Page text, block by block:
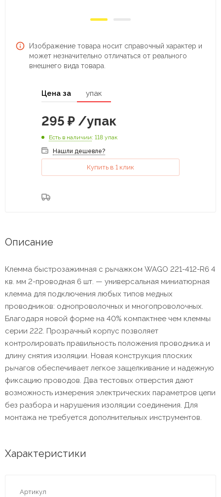
Изображение товара носит справочный характер и
может незначительно отличаться от реального
внешнего вида товара.
Цена за упак
295 ₽ /упак
Есть в наличии: 118 упак
Нашли дешевле?
Купить в 1 клик
Описание
Клемма быстрозажимная с рычажком WAGO 221-412-R6 4
кв. мм 2-проводная 6 шт. — универсальная миниатюрная
клемма для подключения любых типов медных
проводников: однопроволочных и многопроволочных.
Благодаря новой форме на 40% компактнее чем клеммы
серии 222. Прозрачный корпус позволяет
контролировать правильность положения проводника и
длину снятия изоляции. Новая конструкция плоских
рычагов обеспечивает легкое защелкивание и надежную
фиксацию проводов. Два тестовых отверстия дают
возможность измерения электрических параметров цепи
без разбора и нарушения изоляции соединения. Для
монтажа не требуется дополнительных инструментов.
Характеристики
Артикул